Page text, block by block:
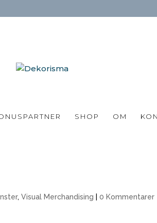
SHOP OM
,Visual Merchandising |0 Kommentarer